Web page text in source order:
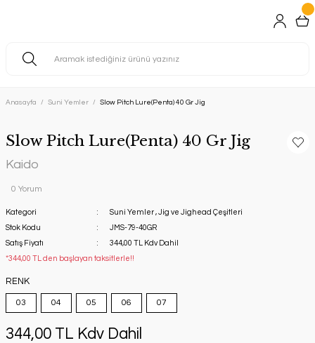
Anasayfa Suni Yemler Slow Pitch Lure(Penta) 40 Gr Jig
Slow Pitch Lure(Penta) 40 Gr Jig
Kaido
0 Yorum
Kategori Suni Yemler ,Jig ve Jighead Çeşitleri
Stok Kodu
JMS-79-40GR
Satış Fiyatı
344,00 TL Kdv Dahil
*344,00 TL den başlayan taksitlerle!!
RENK
03 04 05 06 07
344,00 TL Kdv Dahil